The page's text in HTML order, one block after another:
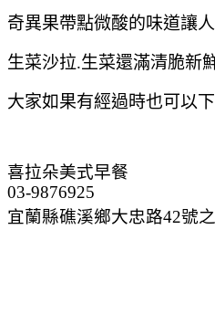
奇異果帶點微酸的味道讓
生菜沙拉.生菜還滿清脆新
大家如果有經過時也可以
喜拉朵美式早餐
03-9876925
宜蘭縣礁溪鄉大忠路42號